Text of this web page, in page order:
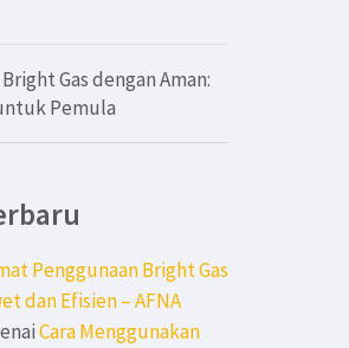
Gas dengan Aman:
Pemula
Penggunaan Bright Gas
dan Efisien – AFNA
Cara Menggunakan